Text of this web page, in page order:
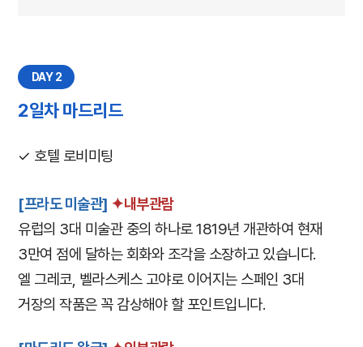
DAY 2
2일차 마드리드
✓ 호텔 로비미팅
[프라도 미술관] ✦내부관람
유럽의 3대 미술관 중의 하나로 1819년 개관하여 현재
3만여 점에 달하는 회화와 조각을 소장하고 있습니다.
엘 그레코, 벨라스케스 고야로 이어지는 스페인 3대
거장의 작품은 꼭 감상해야 할 포인트입니다.